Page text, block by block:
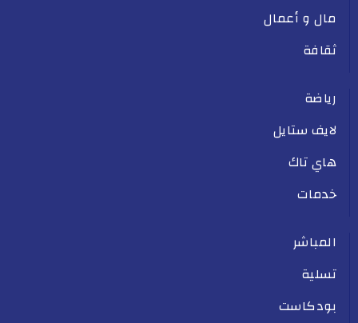
مال و أعمال
ثقافة
رياضة
لايف ستايل
هاي تاك
خدمات
المباشر
تسلية
بودكاست